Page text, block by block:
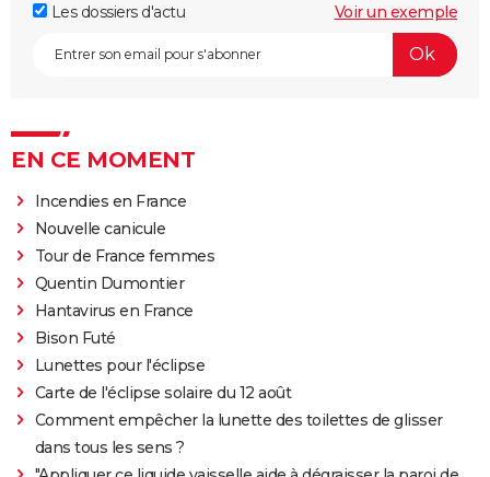
Les dossiers d'actu
Voir un exemple
EN CE MOMENT
Incendies en France
Nouvelle canicule
Tour de France femmes
Quentin Dumontier
Hantavirus en France
Bison Futé
Lunettes pour l'éclipse
Carte de l'éclipse solaire du 12 août
Comment empêcher la lunette des toilettes de glisser
dans tous les sens ?